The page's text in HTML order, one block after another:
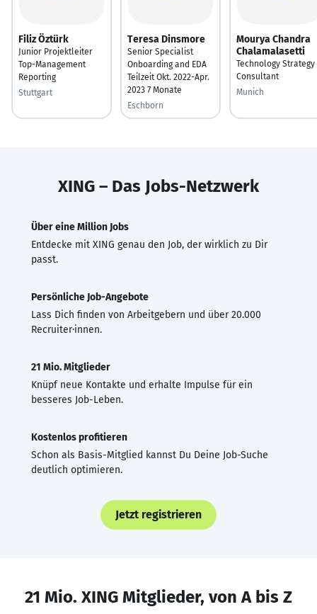
Filiz Öztürk
Junior Projektleiter
Top-Management
Reporting
Stuttgart
Teresa Dinsmore
Senior Specialist
Onboarding and EDA
Teilzeit Okt. 2022-Apr.
2023 7 Monate
Eschborn
Mourya Chandra
Chalamalasetti
Technology Strategy
Consultant
Munich
XING – Das Jobs-Netzwerk
Über eine Million Jobs
Entdecke mit XING genau den Job, der wirklich zu Dir
passt.
Persönliche Job-Angebote
Lass Dich finden von Arbeitgebern und über 20.000
Recruiter·innen.
21 Mio. Mitglieder
Knüpf neue Kontakte und erhalte Impulse für ein
besseres Job-Leben.
Kostenlos profitieren
Schon als Basis-Mitglied kannst Du Deine Job-Suche
deutlich optimieren.
Jetzt registrieren
21 Mio. XING Mitglieder, von A bis Z